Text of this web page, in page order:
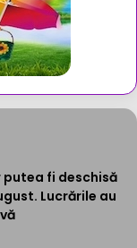
fi deschisă
Lucrările au